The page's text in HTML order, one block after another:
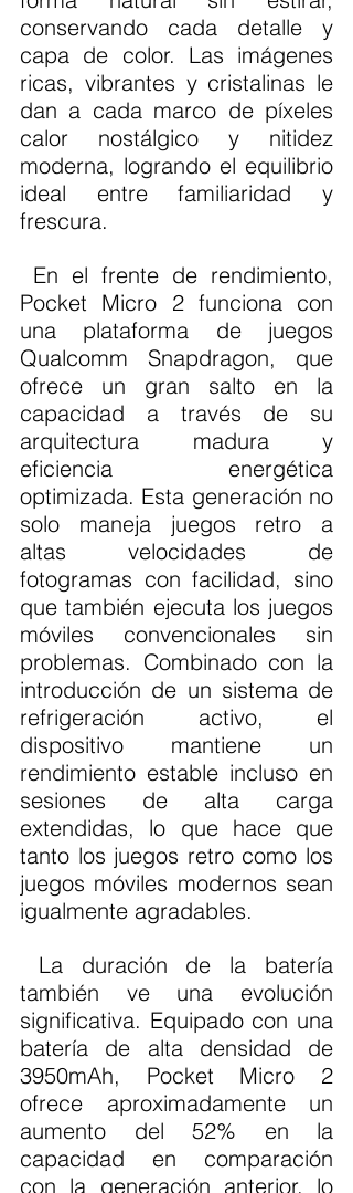
conservando cada detalle y
capa de color. Las imágenes
ricas, vibrantes y cristalinas le
dan a cada marco de píxeles
calor nostálgico y nitidez
moderna, logrando el equilibrio
ideal entre familiaridad y
frescura.
Pocket Micro 2 funciona con
una plataforma de juegos
Qualcomm Snapdragon, que
ofrece un gran salto en la
capacidad a través de su
arquitectura madura y
eficiencia energética
optimizada. Esta generación no
solo maneja juegos retro a
altas velocidades de
fotogramas con facilidad, sino
que también ejecuta los juegos
móviles convencionales sin
problemas. Combinado con la
introducción de un sistema de
refrigeración activo, el
dispositivo mantiene un
rendimiento estable incluso en
sesiones de alta carga
extendidas, lo que hace que
tanto los juegos retro como los
juegos móviles modernos sean
igualmente agradables.
también ve una evolución
significativa. Equipado con una
batería de alta densidad de
3950mAh, Pocket Micro 2
ofrece aproximadamente un
aumento del 52% en la
capacidad en comparación
con la generación anterior, lo